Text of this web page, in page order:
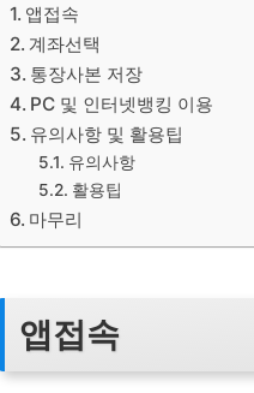
앱접속
계좌선택
통장사본 저장
PC 및 인터넷뱅킹 이용
유의사항 및 활용팁
유의사항
활용팁
마무리
앱접속